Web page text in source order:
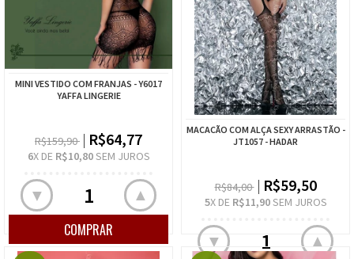
MINI VESTIDO COM FRANJAS - Y6017
YAFFA LINGERIE
R$159,90 R$64,77
6X DE R$10,80SEM JUROS
▲
▼
MACACÃO COM ALÇA SEXY ARRASTÃO -
JT1057 - HADAR
R$84,00 R$59,50
5X DE R$11,90SEM JUROS
▲
▼